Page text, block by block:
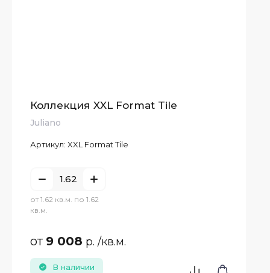
Коллекция XXL Format Tile
Juliano
Артикул: XXL Format Tile
от 1.62 кв.м. по 1.62
кв.м.
от 9 008 р. /кв.м.
В наличии